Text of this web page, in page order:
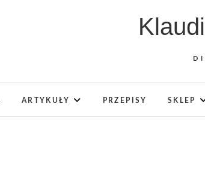
ARTYKUŁY PRZEPISY SKLEP